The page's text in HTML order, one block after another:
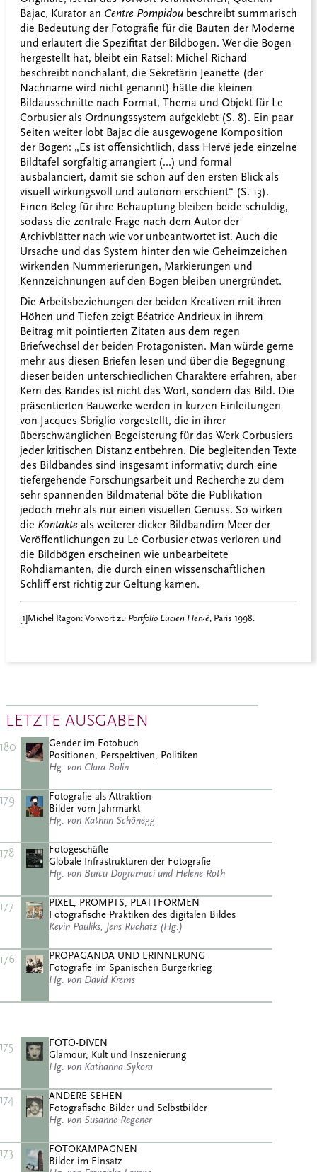
Bajac, Kurator an Centre Pompidou beschreibt summarisch
die Bedeutung der Fotografie für die Bauten der Moderne
und erläutert die Spezifität der Bildbögen. Wer die Bögen
hergestellt hat, bleibt ein Rätsel: Michel Richard
beschreibt nonchalant, die Sekretärin Jeanette (der
Nachname wird nicht genannt) hätte die kleinen
Bildausschnitte nach Format, Thema und Objekt für Le
Corbusier als Ordnungssystem aufgeklebt (S. 8). Ein paar
Seiten weiter lobt Bajac die ausgewogene Komposition
der Bögen: „Es ist offensichtlich, dass Hervé jede einzelne
Bildtafel sorgfältig arrangiert (...) und formal
ausbalanciert, damit sie schon auf den ersten Blick als
visuell wirkungsvoll und autonom erschient“ (S. 13).
Einen Beleg für ihre Behauptung bleiben beide schuldig,
sodass die zentrale Frage nach dem Autor der
Archivblätter nach wie vor unbeantwortet ist. Auch die
Ursache und das System hinter den wie Geheimzeichen
wirkenden Nummerierungen, Markierungen und
Kennzeichnungen auf den Bögen bleiben unergründet.
Die Arbeitsbeziehungen der beiden Kreativen mit ihren
Höhen und Tiefen zeigt Béatrice Andrieux in ihrem
Beitrag mit pointierten Zitaten aus dem regen
Briefwechsel der beiden Protagonisten. Man würde gerne
mehr aus diesen Briefen lesen und über die Begegnung
dieser beiden unterschiedlichen Charaktere erfahren, aber
Kern des Bandes ist nicht das Wort, sondern das Bild. Die
präsentierten Bauwerke werden in kurzen Einleitungen
von Jacques Sbriglio vorgestellt, die in ihrer
überschwänglichen Begeisterung für das Werk Corbusiers
jeder kritischen Distanz entbehren. Die begleitenden Texte
des Bildbandes sind insgesamt informativ; durch eine
tiefergehende Forschungsarbeit und Recherche zu dem
sehr spannenden Bildmaterial böte die Publikation
jedoch mehr als nur einen visuellen Genuss. So wirken
die Kontakte als weiterer dicker Bildbandim Meer der
Veröffentlichungen zu Le Corbusier etwas verloren und
die Bildbögen erscheinen wie unbearbeitete
Rohdiamanten, die durch einen wissenschaftlichen
Schliff erst richtig zur Geltung kämen.
[1]Michel Ragon: Vorwort zu Portfolio Lucien Hervé, Paris 1998.
LETZTE AUSGABEN
180
Gender im Fotobuch
Positionen, Perspektiven, Politiken
Hg. von Clara Bolin
179
Fotografie als Attraktion
Bilder vom Jahrmarkt
Hg. von Kathrin Schönegg
178
Fotogeschäfte
Globale Infrastrukturen der Fotografie
Hg. von Burcu Dogramaci und Helene Roth
177
PIXEL, PROMPTS, PLATTFORMEN
Fotografische Praktiken des digitalen Bildes
Kevin Pauliks, Jens Ruchatz (Hg.)
176
PROPAGANDA UND ERINNERUNG
Fotografie im Spanischen Bürgerkrieg
Hg. von David Krems
175
FOTO-DIVEN
Glamour, Kult und Inszenierung
Hg. von Katharina Sykora
174
ANDERE SEHEN
Fotografische Bilder und Selbstbilder
Hg. von Susanne Regener
173
FOTOKAMPAGNEN
Bilder im Einsatz